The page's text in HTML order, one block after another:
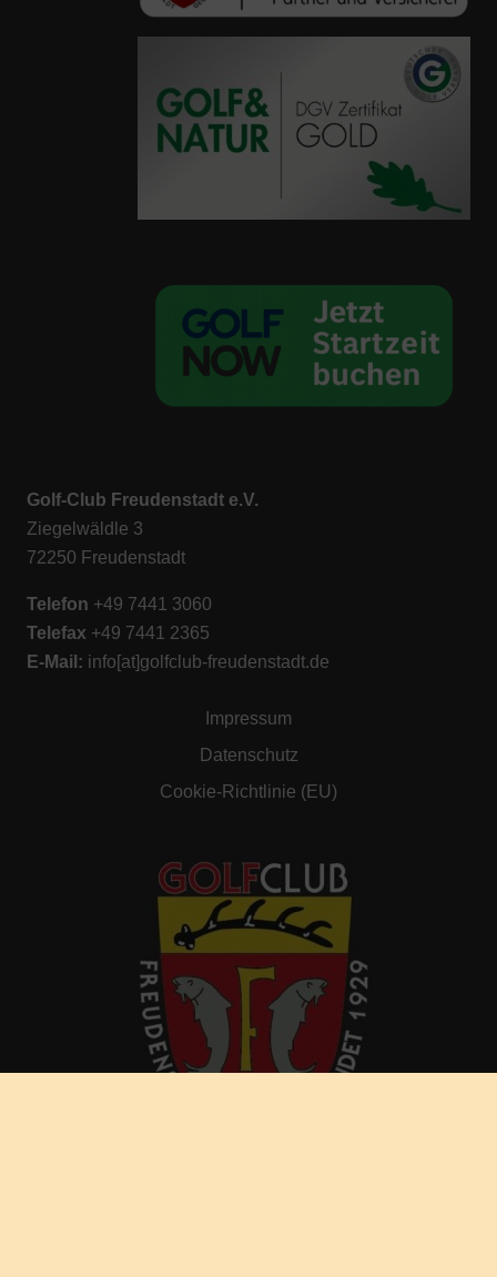
Golf-Club Freudenstadt e.V.
Ziegelwäldle 3
72250 Freudenstadt
Telefon +49 7441 3060
Telefax +49 7441 2365
E-Mail: info[at]golfclub-freudenstadt.de
Impressum
Datenschutz
Cookie-Richtlinie (EU)